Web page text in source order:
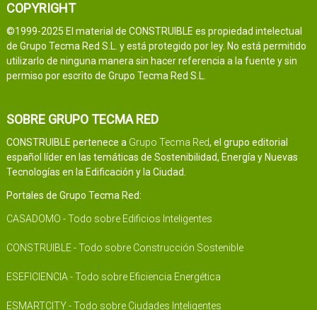
COPYRIGHT
©1999-2025 El material de CONSTRUIBLE es propiedad intelectual
de Grupo Tecma Red S.L. y está protegido por ley. No está permitido
utilizarlo de ninguna manera sin hacer referencia a la fuente y sin
permiso por escrito de Grupo Tecma Red S.L.
SOBRE GRUPO TECMA RED
CONSTRUIBLE pertenece a Grupo Tecma Red, el grupo editorial
español líder en las temáticas de Sostenibilidad, Energía y Nuevas
Tecnologías en la Edificación y la Ciudad.
Portales de Grupo Tecma Red:
CASADOMO - Todo sobre Edificios Inteligentes
CONSTRUIBLE - Todo sobre Construcción Sostenible
ESEFICIENCIA - Todo sobre Eficiencia Energética
ESMARTCITY - Todo sobre Ciudades Inteligentes